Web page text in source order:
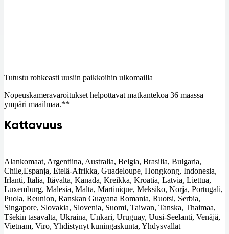
Tutustu rohkeasti uusiin paikkoihin ulkomailla
Nopeuskameravaroitukset helpottavat matkantekoa 36 maassa
ympäri maailmaa.**
Kattavuus
Alankomaat, Argentiina, Australia, Belgia, Brasilia, Bulgaria,
Chile,Espanja, Etelä-Afrikka, Guadeloupe, Hongkong, Indonesia,
Irlanti, Italia, Itävalta, Kanada, Kreikka, Kroatia, Latvia, Liettua,
Luxemburg, Malesia, Malta, Martinique, Meksiko, Norja, Portugali,
Puola, Reunion, Ranskan Guayana Romania, Ruotsi, Serbia,
Singapore, Slovakia, Slovenia, Suomi, Taiwan, Tanska, Thaimaa,
Tšekin tasavalta, Ukraina, Unkari, Uruguay, Uusi-Seelanti, Venäjä,
Vietnam, Viro, Yhdistynyt kuningaskunta, Yhdysvallat